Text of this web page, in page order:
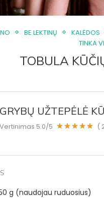
BE LEKTINŲ KALĖDOS
TINKA
TOBULA
GRYBŲ UŽTEPĖLĖ
Vertinimas 5.0/5 (
g (naudojau ruduosius)